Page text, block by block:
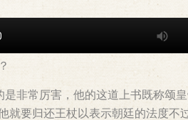
非常厉害，他的这道上书既称颂
就要归还王杖以表示朝廷的法度